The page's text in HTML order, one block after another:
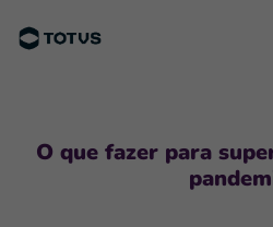
O que fazer para